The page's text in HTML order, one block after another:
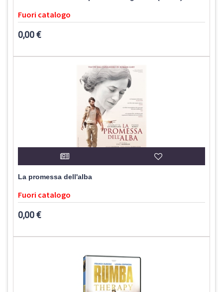
Fuori catalogo
0,00 €
La promessa dell'alba
Fuori catalogo
0,00 €